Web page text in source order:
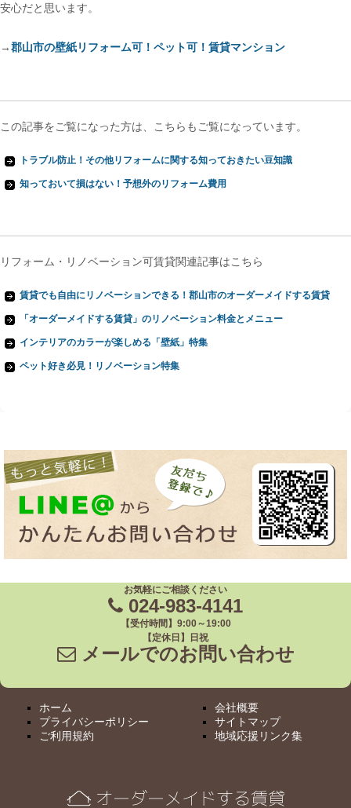
安心だと思います。
→郡山市の壁紙リフォーム可！ペット可！賃貸マンション
この記事をご覧になった方は、こちらもご覧になっています。
トラブル防止！その他リフォームに関する知っておきたい豆知識
知っておいて損はない！予想外のリフォーム費用
リフォーム・リノベーション可賃貸関連記事はこちら
賃貸でも自由にリノベーションできる！郡山市のオーダーメイドする賃貸
「オーダーメイドする賃貸」のリノベーション料金とメニュー
インテリアのカラーが楽しめる「壁紙」特集
ペット好き必見！リノベーション特集
お気軽にご相談ください
024-983-4141
【受付時間】9:00～19:00
【定休日】日祝
メールでのお問い合わせ
ホーム
プライバシーポリシー
ご利用規約
会社概要
サイトマップ
地域応援リンク集